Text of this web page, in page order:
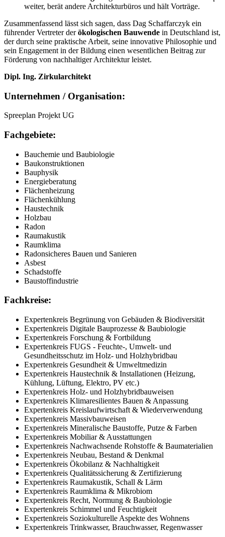
weiter, berät andere Architekturbüros und hält Vorträge.
Zusammenfassend lässt sich sagen, dass Dag Schaffarczyk ein
führender Vertreter derökologischen Bauwende in Deutschland ist,
der durch seine praktische Arbeit, seine innovative Philosophie und
sein Engagement in der Bildung einen wesentlichen Beitrag zur
Förderung von nachhaltiger Architektur leistet.
Dipl. Ing. Zirkularchitekt
Unternehmen / Organisation:
Spreeplan Projekt UG
Fachgebiete:
Bauchemie und Baubiologie
Baukonstruktionen
Bauphysik
Energieberatung
Flächenheizung
Flächenkühlung
Haustechnik
Holzbau
Radon
Raumakustik
Raumklima
Radonsicheres Bauen und Sanieren
Asbest
Schadstoffe
Baustoffindustrie
Fachkreise:
Expertenkreis Begrünung von Gebäuden & Biodiversität
Expertenkreis Digitale Bauprozesse & Baubiologie
Expertenkreis Forschung & Fortbildung
Expertenkreis FUGS - Feuchte-, Umwelt- und
Gesundheitsschutz im Holz- und Holzhybridbau
Expertenkreis Gesundheit & Umweltmedizin
Expertenkreis Haustechnik & Installationen (Heizung,
Kühlung, Lüftung, Elektro, PV etc.)
Expertenkreis Holz- und Holzhybridbauweisen
Expertenkreis Klimaresilientes Bauen & Anpassung
Expertenkreis Kreislaufwirtschaft & Wiederverwendung
Expertenkreis Massivbauweisen
Expertenkreis Mineralische Baustoffe, Putze & Farben
Expertenkreis Mobiliar & Ausstattungen
Expertenkreis Nachwachsende Rohstoffe & Baumaterialien
Expertenkreis Neubau, Bestand & Denkmal
Expertenkreis Ökobilanz & Nachhaltigkeit
Expertenkreis Qualitätssicherung & Zertifizierung
Expertenkreis Raumakustik, Schall & Lärm
Expertenkreis Raumklima & Mikrobiom
Expertenkreis Recht, Normung & Baubiologie
Expertenkreis Schimmel und Feuchtigkeit
Expertenkreis Soziokulturelle Aspekte des Wohnens
Expertenkreis Trinkwasser, Brauchwasser, Regenwasser